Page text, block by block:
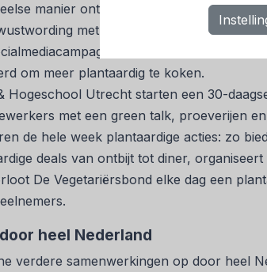
manier ontdekken wat bij hen past.
met een grote cashbackactie
en instore promoties,
om meer plantaardig te koken.
Hogeschool Utrecht starten een 30-
met een green talk, proeverijen
de hele week plantaardige acties: zo
deals van ontbijt tot diner,
De Vegetariërsbond elke dag een
heel Nederland
verdere samenwerkingen op door heel